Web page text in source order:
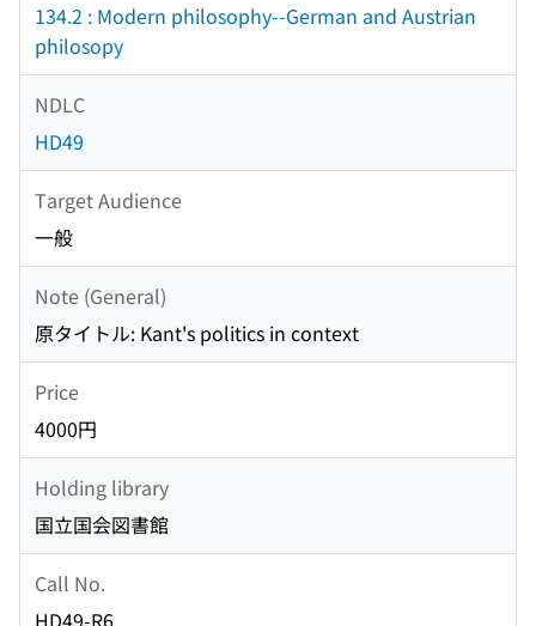
134.2 : Modern philosophy--German and Austrian
philosopy
NDLC
HD49
Target Audience
一般
Note (General)
原タイトル: Kant's politics in context
Price
4000円
Holding library
国立国会図書館
Call No.
HD49-R6